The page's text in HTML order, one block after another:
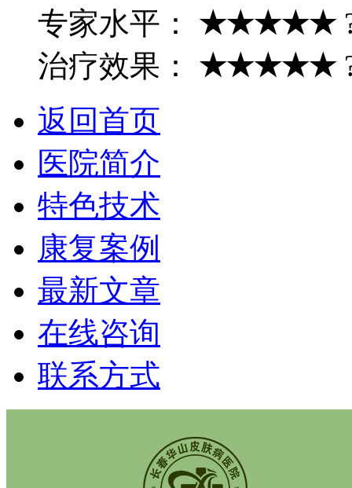
专家水平： ★★★★★
治疗效果： ★★★★★
返回首页
医院简介
特色技术
康复案例
最新文章
在线咨询
联系方式